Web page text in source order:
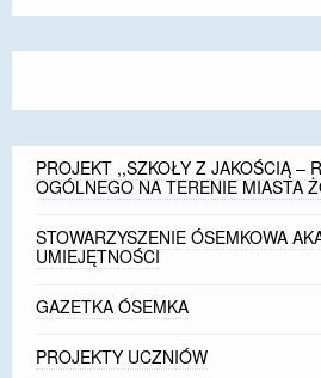
size.size.
PROJEKT ,,SZKOŁY Z JAKOŚCIĄ –
OGÓLNEGO NA TERENIE MIASTA
STOWARZYSZENIE ÓSEMKOWA
UMIEJĘTNOŚCI
GAZETKA ÓSEMKA
PROJEKTY UCZNIÓW